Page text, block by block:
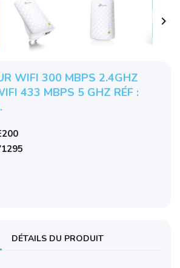

WIFI 300 MBPS 2.4GHZ
433 MBPS 5 GHZ RÉF :
DÉTAILS DU PRODUIT